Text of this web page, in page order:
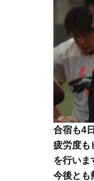
合宿も4
疲労度も
を行いま
今後とも